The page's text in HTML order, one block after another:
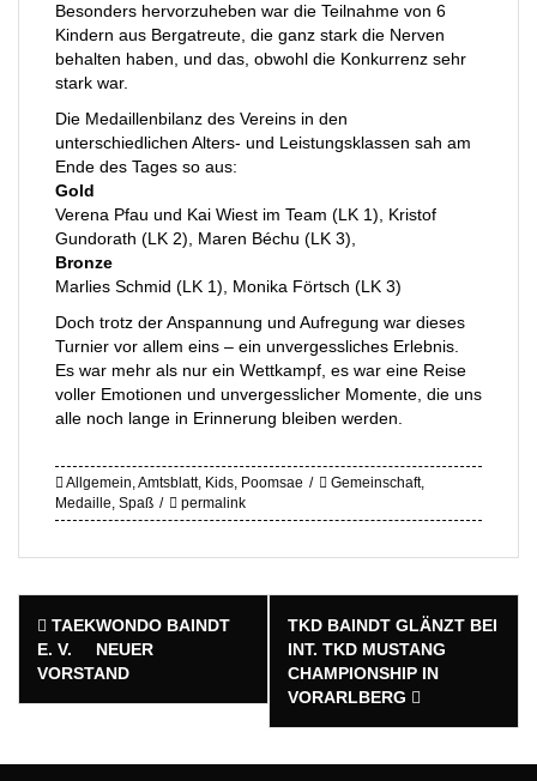
Besonders hervorzuheben war die Teilnahme von 6
Kindern aus Bergatreute, die ganz stark die Nerven
behalten haben, und das, obwohl die Konkurrenz sehr
stark war.
Die Medaillenbilanz des Vereins in den
unterschiedlichen Alters- und Leistungsklassen sah am
Ende des Tages so aus:
Gold
Verena Pfau und Kai Wiest im Team (LK 1), Kristof
Gundorath (LK 2), Maren Béchu (LK 3),
Bronze
Marlies Schmid (LK 1), Monika Förtsch (LK 3)
Doch trotz der Anspannung und Aufregung war dieses
Turnier vor allem eins – ein unvergessliches Erlebnis.
Es war mehr als nur ein Wettkampf, es war eine Reise
voller Emotionen und unvergesslicher Momente, die uns
alle noch lange in Erinnerung bleiben werden.
Allgemein,Amtsblatt, Kids, Poomsae Gemeinschaft,
Medaille, Spaß permalink
Post
navigation
TAEKWONDO BAINDT
E. V. NEUER
VORSTAND
TKD BAINDT GLÄNZT BEI
INT. TKD MUSTANG
CHAMPIONSHIP IN
VORARLBERG